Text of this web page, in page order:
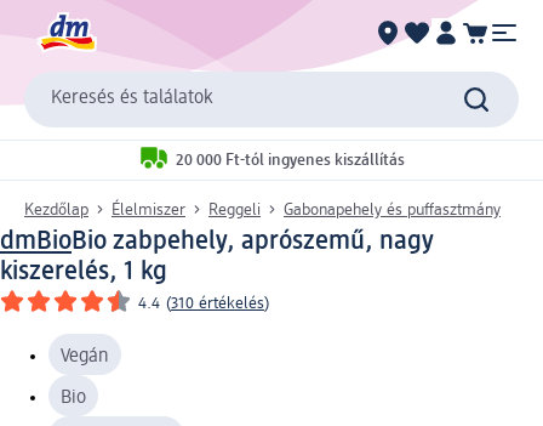
Keresés és találatok
20 000 Ft-tól ingyenes kiszállítás
Kezdőlap Élelmiszer Reggeli Gabonapehely és puffasztmány
dmBioBio zabpehely, aprószemű, nagy
kiszerelés, 1 kg
4.4 (310 értékelés)
Vegán
Bio